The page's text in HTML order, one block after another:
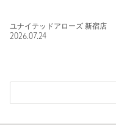
ユナイテッドアローズ 新宿店
2026.07.24